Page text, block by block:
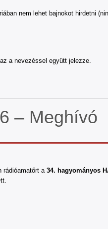
nem lehet bajnokot hirdetni
a nevezéssel együtt jelezze.
– Meghívó
rádióamatőrt a 34. hagyományos